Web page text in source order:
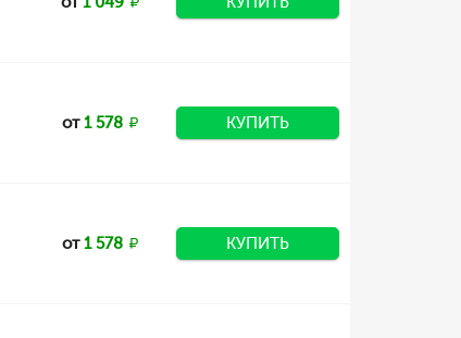
от1 578 КУПИТЬ
от1 578 КУПИТЬ